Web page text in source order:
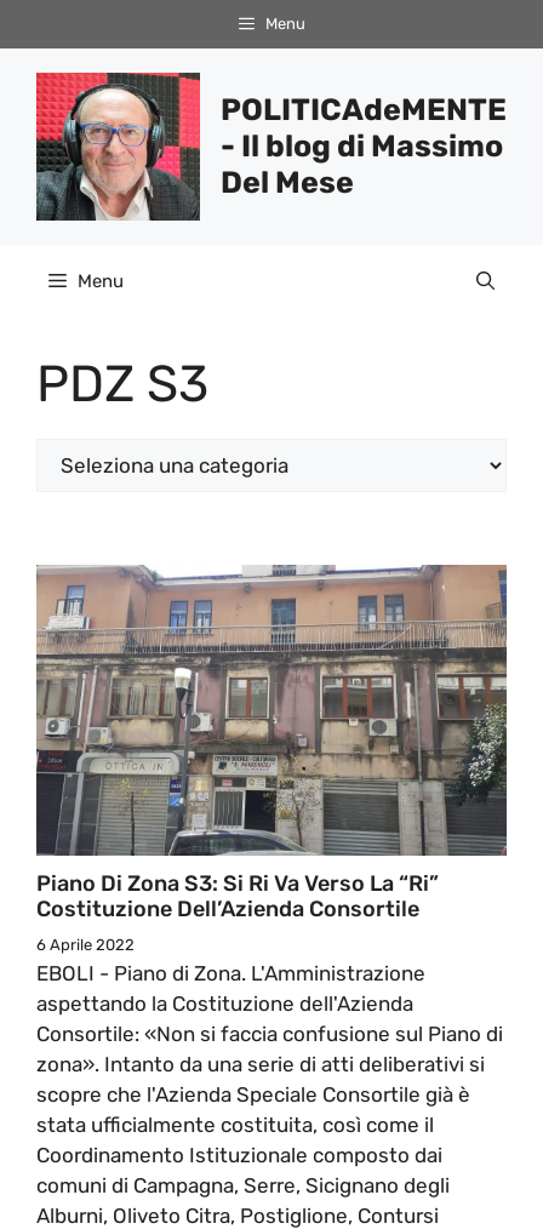
al
contenuto
Menu
POLITICAdeMENTE
- Il blog di Massimo
Del Mese
Menu
PDZ S3
Categorie
Piano Di Zona S3: Si Ri Va Verso La “Ri”
Costituzione Dell’Azienda Consortile
6 Aprile 2022
EBOLI - Piano di Zona. L'Amministrazione
aspettando la Costituzione dell'Azienda
Consortile: «Non si faccia confusione sul Piano di
zona». Intanto da una serie di atti deliberativi si
scopre che l'Azienda Speciale Consortile già è
stata ufficialmente costituita, così come il
Coordinamento Istituzionale composto dai
comuni di Campagna, Serre, Sicignano degli
Alburni, Oliveto Citra, Postiglione, Contursi